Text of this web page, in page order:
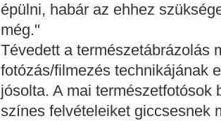
épülni, habár az ehhez
még."
Tévedett a természetábrázolás
fotózás/filmezés technikájának
jósolta. A mai természetfotósok
színes felvételeiket giccsesnek